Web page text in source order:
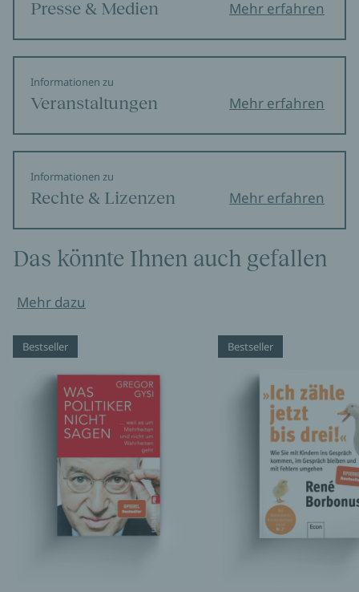
Presse & Medien Mehr erfahren
Informationen zu
Veranstaltungen Mehr erfahren
Informationen zu
Rechte & Lizenzen Mehr erfahren
Das könnte Ihnen auch gefallen
Mehr dazu
Bestseller Bestseller